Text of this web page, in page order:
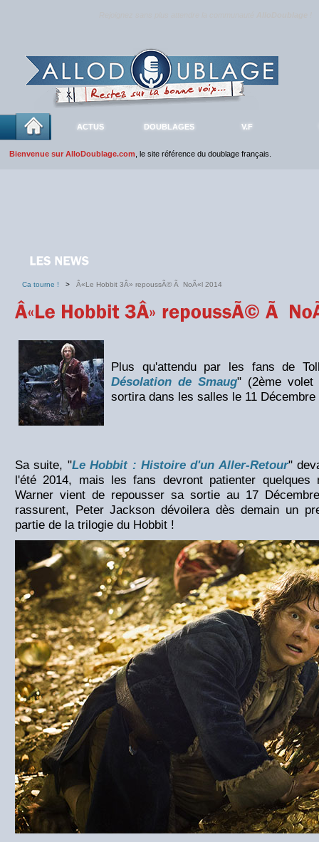
ACTUS DOUBLAGES V.F
Bienvenue sur AlloDoublage.com , le site référence du doublage français.
Ca tourne ! > Â«Le Hobbit 3Â» repoussÃ© Ã NoÃ«l 2014
Plus qu'attendu par les fans de
Désolation de Smaug" (2ème volet
sortira dans les salles le 11 Décembre
Sa suite, "Le Hobbit : Histoire d'un Aller-Retour"
l'été 2014, mais les fans devront patienter
Warner vient de repousser sa sortie au 17
rassurent, Peter Jackson dévoilera dès demain un
partie de la trilogie du Hobbit !